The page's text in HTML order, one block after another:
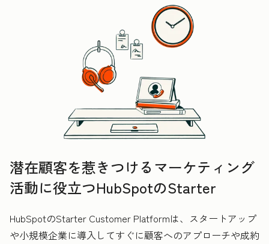
潜在顧客を惹きつけるマーケティング
活動に役立つHubSpotのStarter
HubSpotのStarter Customer Platformは、スタートアップ
や小規模企業に導入してすぐに顧客へのアプローチや成約